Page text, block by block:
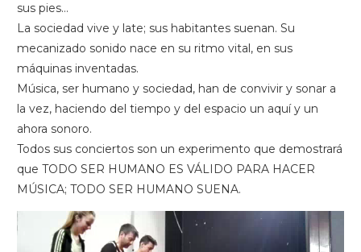
sus pies…
La sociedad vive y late; sus habitantes suenan. Su
mecanizado sonido nace en su ritmo vital, en sus
máquinas inventadas.
Música, ser humano y sociedad, han de convivir y sonar a
la vez, haciendo del tiempo y del espacio un aquí y un
ahora sonoro.
Todos sus conciertos son un experimento que demostrará
que TODO SER HUMANO ES VÁLIDO PARA HACER
MÚSICA; TODO SER HUMANO SUENA.
Reproductor